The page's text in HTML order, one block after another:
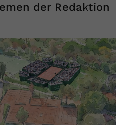
der Redaktion